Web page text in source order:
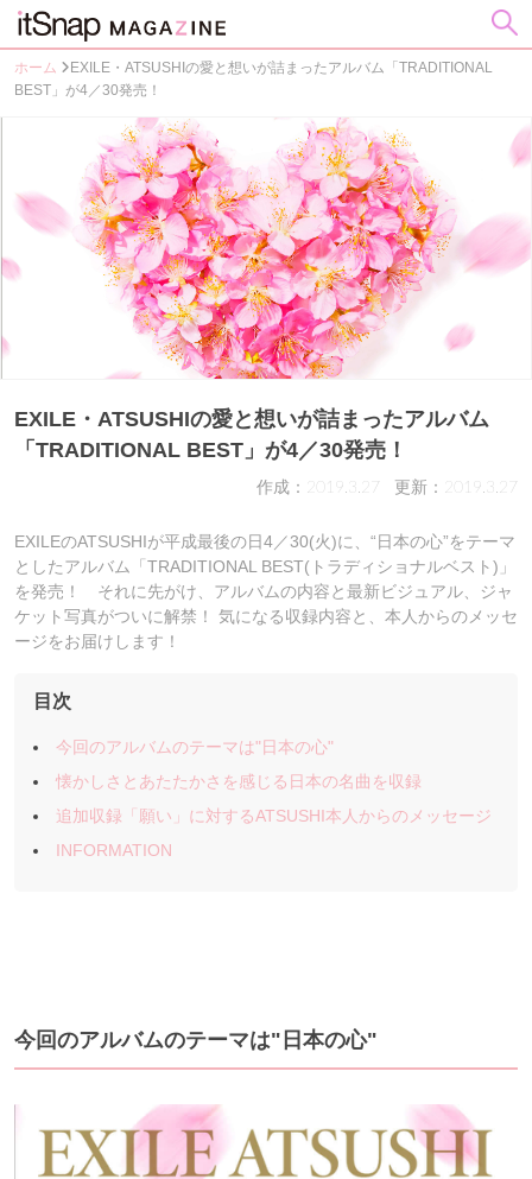
ホーム
EXILE・ATSUSHIの愛と想いが詰まったアルバム「TRADITIONAL
BEST」が4／30発売！
EXILE・ATSUSHIの愛と想いが詰まったアルバム
「TRADITIONAL BEST」が4／30発売！
作成：2019.3.27 更新：2019.3.27
EXILEのATSUSHIが平成最後の日4／30(火)に、“日本の心”をテーマ
としたアルバム「TRADITIONAL BEST(トラディショナルベスト)」
を発売！ それに先がけ、アルバムの内容と最新ビジュアル、ジャ
ケット写真がついに解禁！ 気になる収録内容と、本人からのメッセ
ージをお届けします！
目次
今回のアルバムのテーマは"日本の心"
懐かしさとあたたかさを感じる日本の名曲を収録
追加収録「願い」に対するATSUSHI本人からのメッセージ
INFORMATION
今回のアルバムのテーマは"日本の心"